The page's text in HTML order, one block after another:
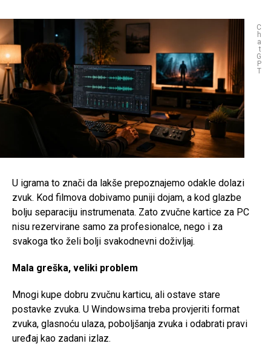
C
h
a
t
G
P
T
U igrama to znači da lakše prepoznajemo odakle dolazi
zvuk. Kod filmova dobivamo puniji dojam, a kod glazbe
bolju separaciju instrumenata. Zato zvučne kartice za PC
nisu rezervirane samo za profesionalce, nego i za
svakoga tko želi bolji svakodnevni doživljaj.
Mala greška, veliki problem
Mnogi kupe dobru zvučnu karticu, ali ostave stare
postavke zvuka. U Windowsima treba provjeriti format
zvuka, glasnoću ulaza, poboljšanja zvuka i odabrati pravi
uređaj kao zadani izlaz.